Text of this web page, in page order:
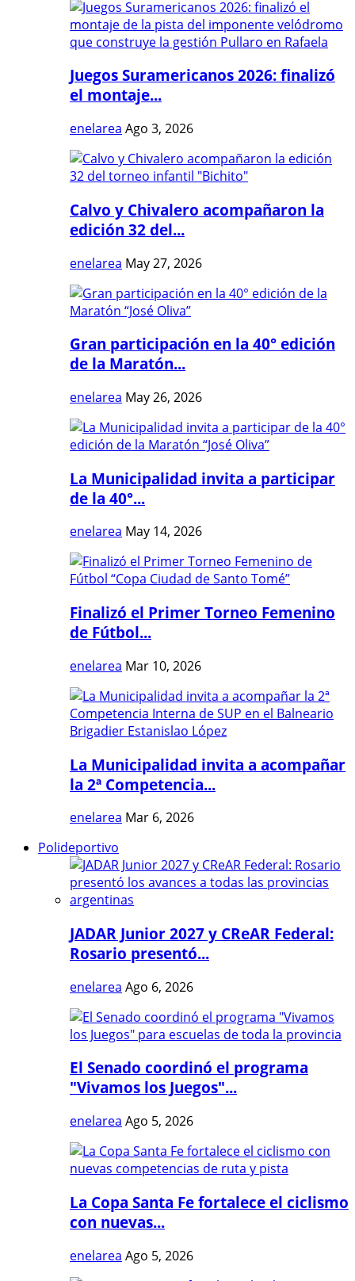
Juegos Suramericanos 2026: finalizó
el montaje...
enelarea Ago 3, 2026
Calvo y Chivalero acompañaron la
edición 32 del...
enelarea May 27, 2026
Gran participación en la 40° edición
de la Maratón...
enelarea May 26, 2026
La Municipalidad invita a participar
de la 40°...
enelarea May 14, 2026
Finalizó el Primer Torneo Femenino
de Fútbol...
enelarea Mar 10, 2026
La Municipalidad invita a acompañar
la 2ª Competencia...
enelarea Mar 6, 2026
Polideportivo
JADAR Junior 2027 y CReAR Federal:
Rosario presentó...
enelarea Ago 6, 2026
El Senado coordinó el programa
"Vivamos los Juegos"...
enelarea Ago 5, 2026
La Copa Santa Fe fortalece el ciclismo
con nuevas...
enelarea Ago 5, 2026